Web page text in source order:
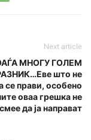
Next article
МНОГУ ГОЛЕМ
што не
се прави, особено
оваа грешка не
смее да ја направат